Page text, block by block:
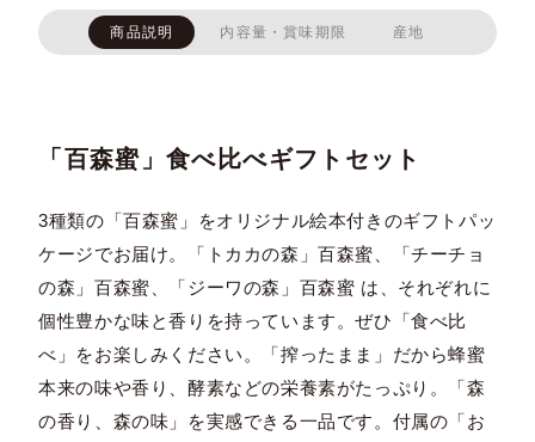
商品説明 内容量・賞味期限 産地
「百森蜜」食べ比べギフトセット
3種類の「百森蜜」をオリジナル絵本付きのギフトパッ
ケージでお届け。「トカカの森」百森蜜、「チーチョ
の森」百森蜜、「ジーワの森」百森蜜 は、それぞれに
個性豊かな味と香りを持っています。ぜひ「食べ比
べ」をお楽しみください。「搾ったまま」だから蜂蜜
本来の味や香り、酵素などの栄養素がたっぷり。「森
の香り、森の味」を実感できる一品です。付属の「お